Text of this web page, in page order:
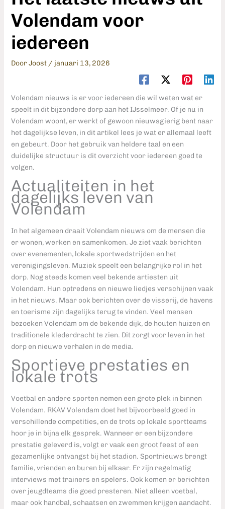
Volendam voor
iedereen
DoorJoost / januari 13, 2026
Volendam nieuws is er voor iedereen die wil weten wat er
speelt in dit bijzondere dorp aan het IJsselmeer. Of je nu in
Volendam woont, er werkt of gewoon nieuwsgierig bent naar
het dagelijkse leven, in dit artikel lees je wat er allemaal leeft
en gebeurt. Door het gebruik van heldere taal en een
duidelijke structuur is dit overzicht voor iedereen goed te
volgen.
Actualiteiten in het
dagelijks leven van
Volendam
In het algemeen draait Volendam nieuws om de mensen die
er wonen, werken en samenkomen. Je ziet vaak berichten
over evenementen, lokale sportwedstrijden en het
verenigingsleven. Muziek speelt een belangrijke rol in het
dorp. Nog steeds komen veel bekende artiesten uit
Volendam. Hun optredens en nieuwe liedjes verschijnen vaak
in het nieuws. Maar ook berichten over de visserij, de havens
en toerisme zijn dagelijks terug te vinden. Veel mensen
bezoeken Volendam om de bekende dijk, de houten huizen en
traditionele klederdracht te zien. Dit zorgt voor leven in het
dorp en nieuwe verhalen in de media.
Sportieve prestaties en
lokale trots
Voetbal en andere sporten nemen een grote plek in binnen
Volendam. RKAV Volendam doet het bijvoorbeeld goed in
verschillende competities, en de trots op lokale sportteams
hoor je in bijna elk gesprek. Wanneer er een bijzondere
prestatie geleverd is, volgt er vaak een groot feest of een
gezamenlijke ontvangst bij het stadion. Sportnieuws brengt
familie, vrienden en buren bij elkaar. Er zijn regelmatig
interviews met trainers en spelers. Ook komen er berichten
over jeugdteams die goed presteren. Niet alleen voetbal,
maar ook handbal, schaatsen en zwemmen krijgen aandacht.